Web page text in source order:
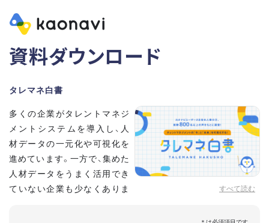
資料ダウンロード
タレマネ白書
すべて読む
多くの企業がタレントマネジ
メントシステムを導入し、人
材データの一元化や可視化を
進めています。一方で、集めた
人材データをうまく活用でき
ていない企業も少なくありま
こうした実情をふまえ、システム導入有無に留まらず、活用状